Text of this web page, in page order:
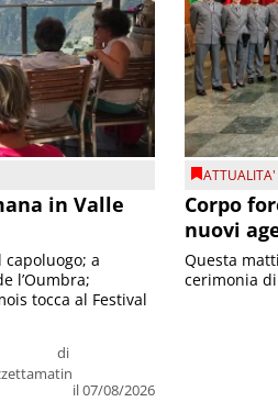
in Valle
di
il 07/08/2026
capoluogo; a
l’Oumbra;
tocca al Festival
ATTUALITA'
Corpo
nuovi
Questa
cerimonia